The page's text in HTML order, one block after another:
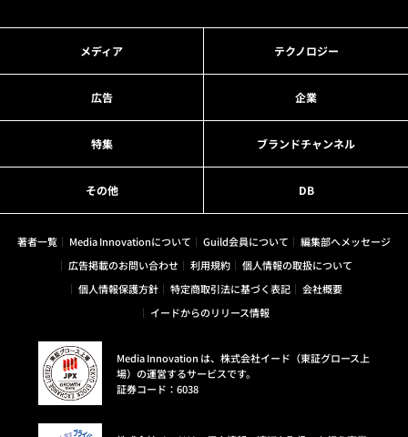
メディア テクノロジー
広告 企業
特集 ブランドチャンネル
その他 DB
著者一覧 Media Innovationについて Guild会員について
編集部へメッセージ
広告掲載のお問い合わせ
利用規約
個人情報の取扱について
個人情報保護方針
特定商取引法に基づく表記
会社概要
イードからのリリース情報
Media Innovation は、株式会社イード（東証グロース上
場）の運営するサービスです。
証券コード：6038